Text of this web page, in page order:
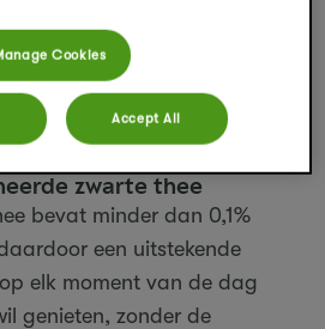
zwarte thee
bevat minder dan 0,1%
een uitstekende
elk moment van de dag
genieten, zonder de
Cookies
Accept All